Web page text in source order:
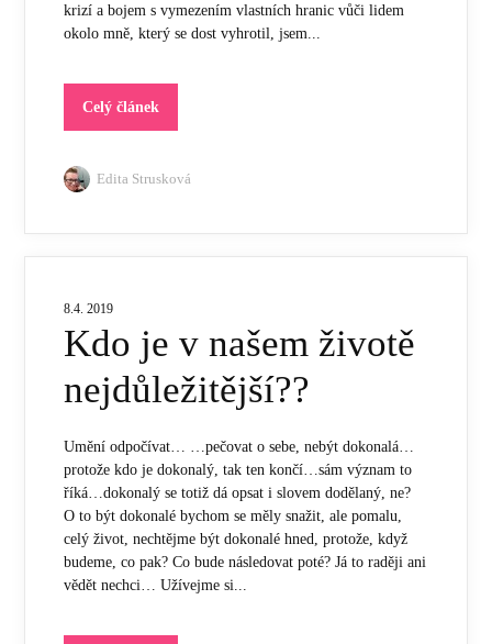
krizí a bojem s vymezením vlastních hranic vůči lidem
okolo mně, který se dost vyhrotil, jsem...
Celý článek
Edita Strusková
8.4. 2019
Kdo je v našem životě
nejdůležitější??
Umění odpočívat… …pečovat o sebe, nebýt dokonalá…
protože kdo je dokonalý, tak ten končí…sám význam to
říká…dokonalý se totiž dá opsat i slovem dodělaný, ne?
O to být dokonalé bychom se měly snažit, ale pomalu,
celý život, nechtějme být dokonalé hned, protože, když
budeme, co pak? Co bude následovat poté? Já to raději ani
vědět nechci… Užívejme si...